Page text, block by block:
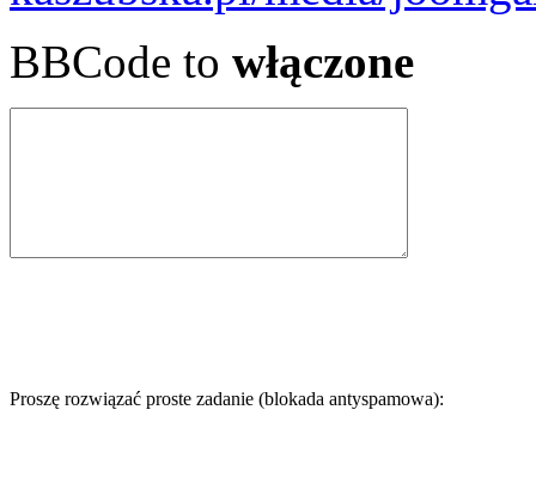
BBCode to włączone
Proszę rozwiązać proste zadanie (blokada antyspamowa):